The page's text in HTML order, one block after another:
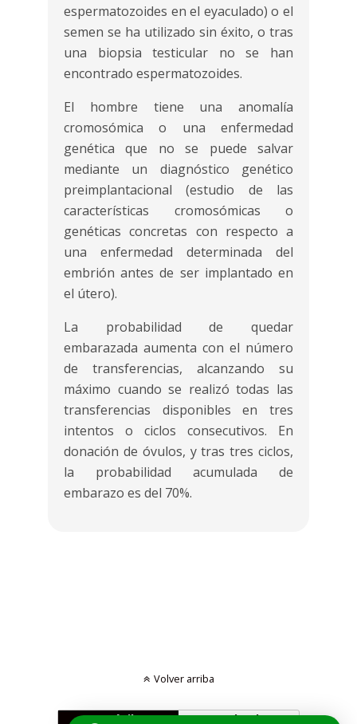
espermatozoides en el eyaculado) o el
semen se ha utilizado sin éxito, o tras
una biopsia testicular no se han
encontrado espermatozoides.
El hombre tiene una anomalía
cromosómica o una enfermedad
genética que no se puede salvar
mediante un diagnóstico genético
preimplantacional (estudio de las
características cromosómicas o
genéticas concretas con respecto a
una enfermedad determinada del
embrión antes de ser implantado en
el útero).
La probabilidad de quedar
embarazada aumenta con el número
de transferencias, alcanzando su
máximo cuando se realizó todas las
transferencias disponibles en tres
intentos o ciclos consecutivos. En
donación de óvulos, y tras tres ciclos,
la probabilidad acumulada de
embarazo es del 70%.
Volver arriba
Móvil Escritorio